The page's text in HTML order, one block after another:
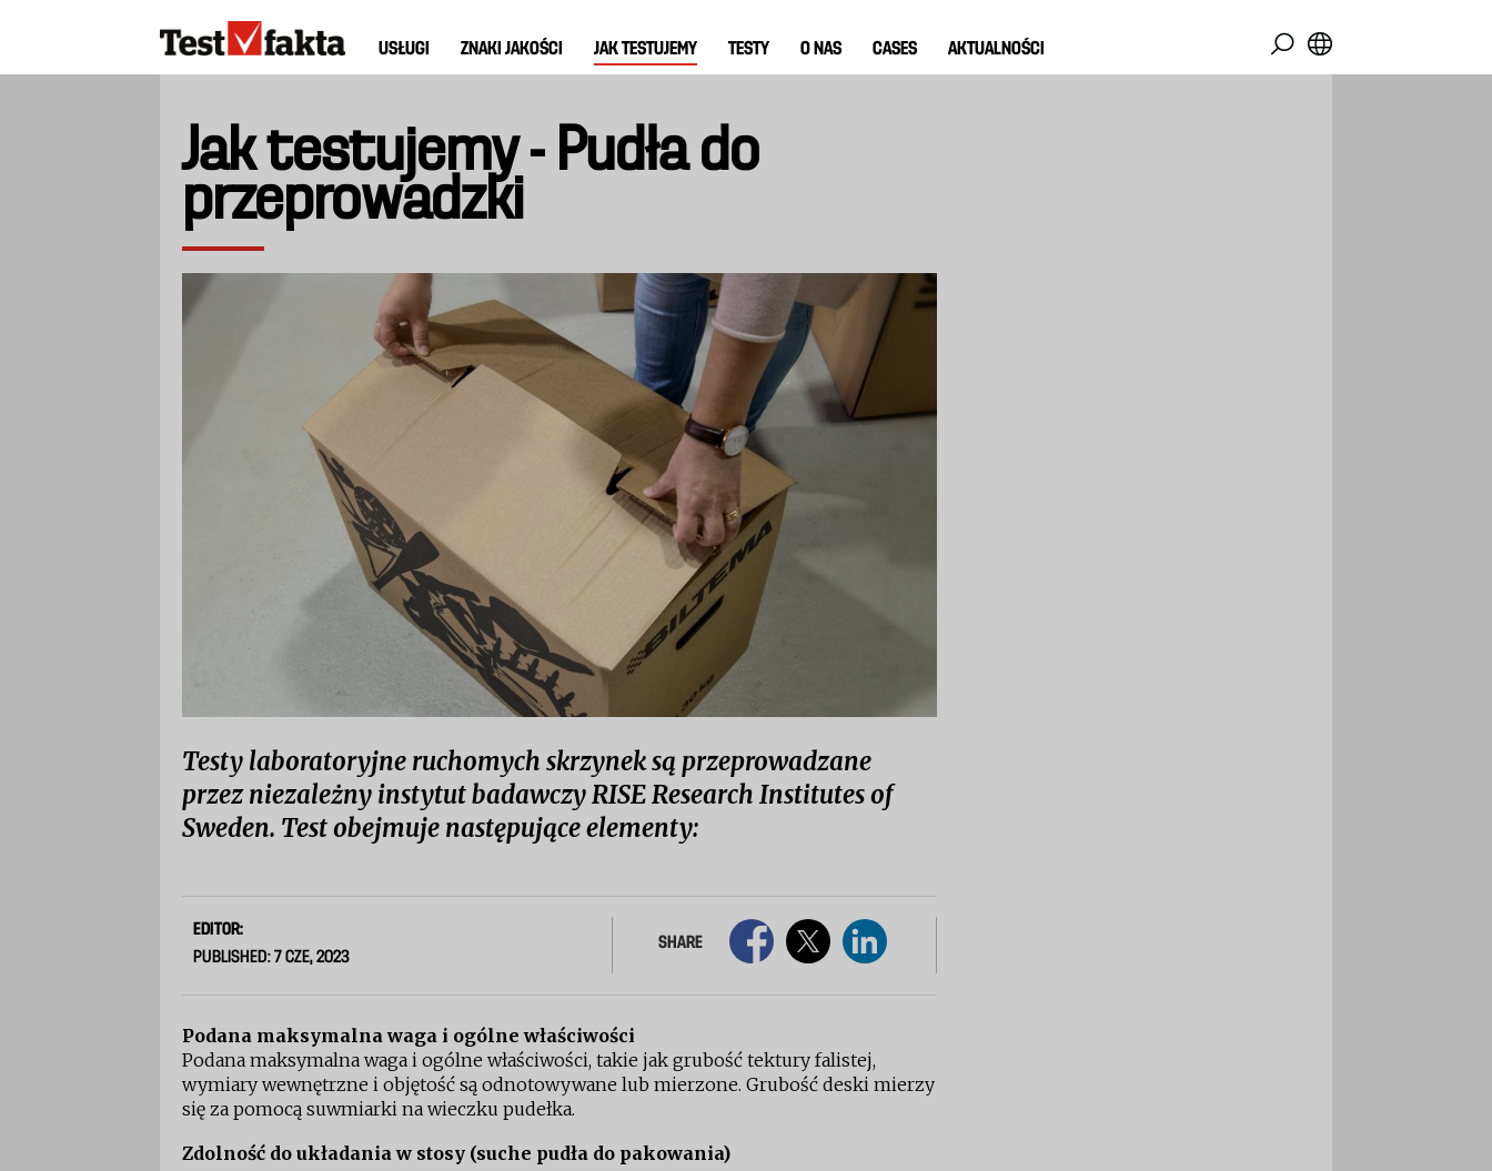
ny
USŁUGI ZNAKI JAKOŚCI JAK TESTUJEMY TESTY O NAS CASES AKTUALNOŚCI
Jak testujemy - Pudła do
przeprowadzki
Testy laboratoryjne ruchomych skrzynek są przeprowadzane
przez niezależny instytut badawczy RISE Research Institutes of
Sweden. Test obejmuje następujące elementy:
EDITOR:
PUBLISHED: 7 CZE, 2023
SHARE
Podana maksymalna waga i ogólne właściwości
Podana maksymalna waga i ogólne właściwości, takie jak grubość tektury falistej,
wymiary wewnętrzne i objętość są odnotowywane lub mierzone. Grubość deski mierzy
się za pomocą suwmiarki na wieczku pudełka.
Zdolność do układania w stosy (suche pudła do pakowania)